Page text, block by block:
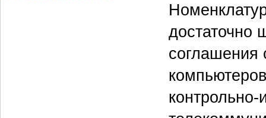
достаточно
соглашения
контрольно-